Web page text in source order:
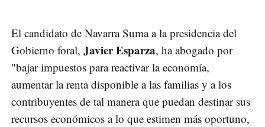
El candidato de Navarra Suma a la presidencia del
Gobierno foral, Javier Esparza, ha abogado por
"bajar impuestos para reactivar la economía,
aumentar la renta disponible a las familias y a los
contribuyentes de tal manera que puedan destinar sus
recursos económicos a lo que estimen más oportuno,